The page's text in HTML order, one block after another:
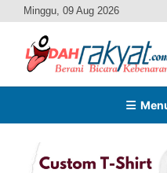
Minggu, 09 Aug 2026